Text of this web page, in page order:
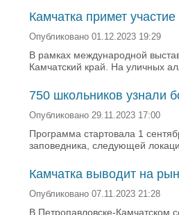
Камчатка примет
Опубликовано 01.12.2023 19:29
В рамках международной
Камчатский край. На уличных
750 школьников узнали
Опубликовано 29.11.2023 17:00
Программа стартовала 1
заповедника, следующей
Камчатка выводит на
Опубликовано 07.11.2023 21:28
В Петропавловске-Камчатском